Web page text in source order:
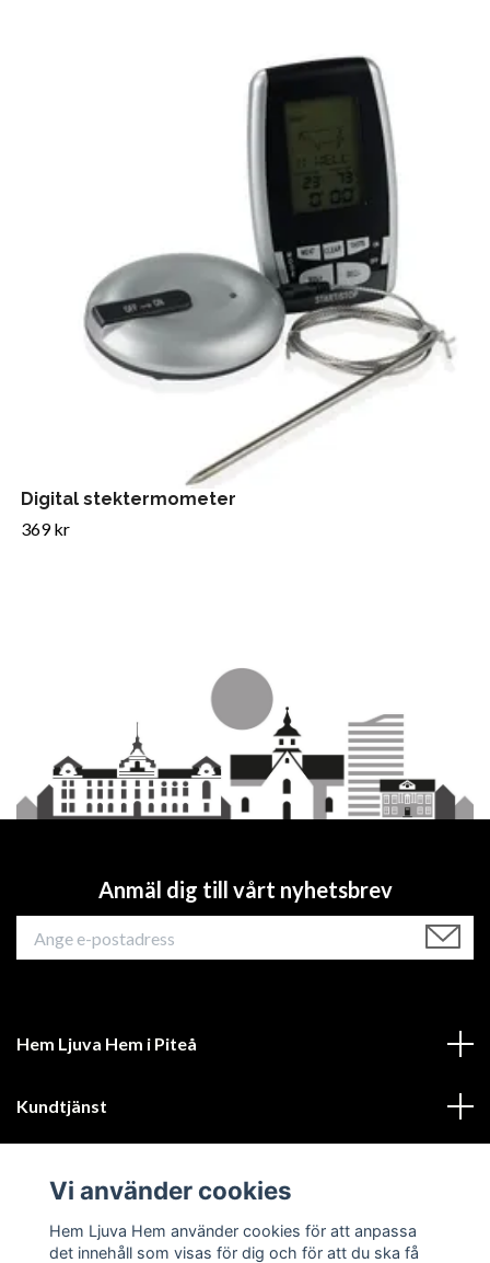
Digital stektermometer
369 kr
Anmäl dig till vårt nyhetsbrev
Hem Ljuva Hem i Piteå
Kundtjänst
Sociala medier
Vi använder cookies
Hem Ljuva Hem använder cookies för att anpassa
det innehåll som visas för dig och för att du ska få